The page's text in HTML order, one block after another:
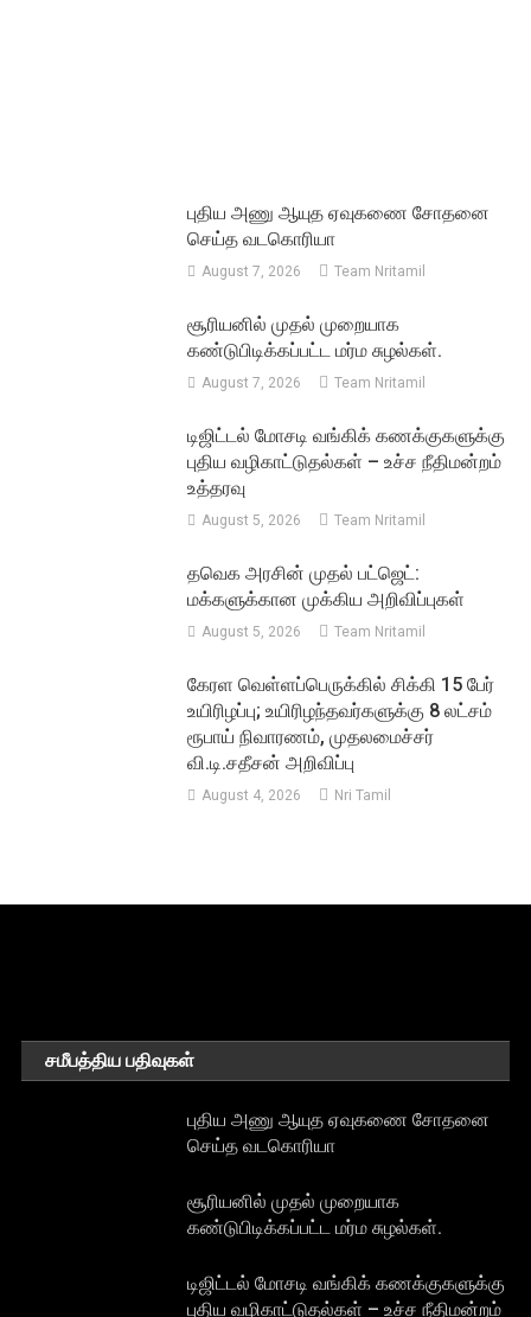
புதிய அணு ஆயுத ஏவுகணை சோதனை
செய்த வடகொரியா
August 7, 2026 Team Nritamil
சூரியனில் முதல் முறையாக
கண்டுபிடிக்கப்பட்ட மர்ம சுழல்கள்.
August 7, 2026 Team Nritamil
டிஜிட்டல் மோசடி வங்கிக் கணக்குகளுக்கு
புதிய வழிகாட்டுதல்கள் – உச்ச நீதிமன்றம்
உத்தரவு
August 5, 2026 Team Nritamil
தவெக அரசின் முதல் பட்ஜெட்:
மக்களுக்கான முக்கிய அறிவிப்புகள்
August 5, 2026 Team Nritamil
கேரள வெள்ளப்பெருக்கில் சிக்கி 15 பேர்
உயிரிழப்பு; உயிரிழந்தவர்களுக்கு 8 லட்சம்
ரூபாய் நிவாரணம், முதலமைச்சர்
வி.டி.சதீசன் அறிவிப்பு
August 4, 2026 Nri Tamil
சமீபத்திய பதிவுகள்
புதிய அணு ஆயுத ஏவுகணை சோதனை
செய்த வடகொரியா
சூரியனில் முதல் முறையாக
கண்டுபிடிக்கப்பட்ட மர்ம சுழல்கள்.
டிஜிட்டல் மோசடி வங்கிக் கணக்குகளுக்கு
புதிய வழிகாட்டுதல்கள் – உச்ச நீதிமன்றம்